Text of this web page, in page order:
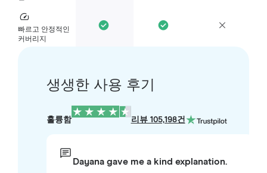
빠르고 안정적인
커버리지
생생한 사용 후기
훌륭함 리뷰 105,198건
Dayana gave me a kind explanation.